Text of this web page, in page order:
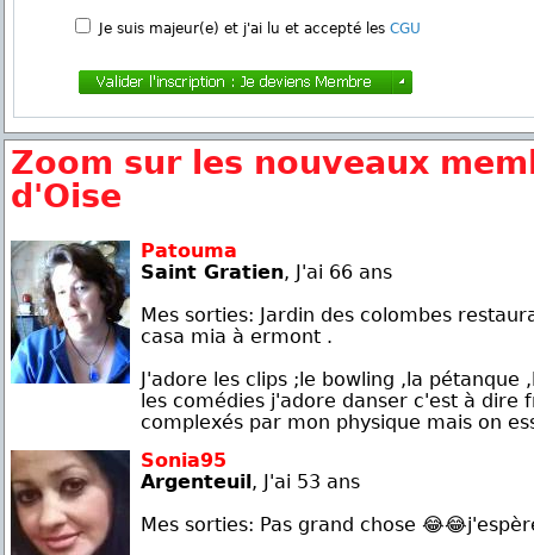
Je suis majeur(e) et j'ai lu et accepté les CGU
Zoom sur les nouveaux
d'Oise
Patouma
Saint Gratien, J'ai 66 ans
Mes sorties: Jardin des colombes
casa mia à ermont .
J'adore les clips ;le bowling ,la
les comédies j'adore danser c'est à dire
complexés par mon physique mais on
Sonia95
Argenteuil, J'ai 53 ans
Mes sorties: Pas grand chose